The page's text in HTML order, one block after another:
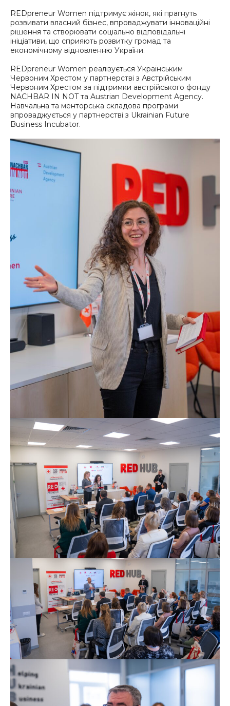
REDpreneur Women підтримує жінок, які прагнуть
розвивати власний бізнес, впроваджувати інноваційні
рішення та створювати соціально відповідальні
ініціативи, що сприяють розвитку громад та
економічному відновленню України.
REDpreneur Women реалізується Українським
Червоним Хрестом у партнерстві з Австрійським
Червоним Хрестом за підтримки австрійського фонду
NACHBAR IN NOT та Austrian Development Agency.
Навчальна та менторська складова програми
впроваджується у партнерстві з Ukrainian Future
Business Incubator.